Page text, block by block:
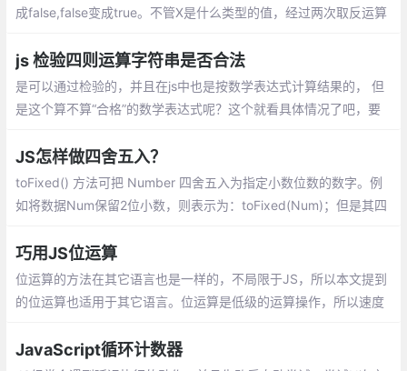
成false,false变成true。不管X是什么类型的值，经过两次取反运算
是将一个值转成布尔值的简便写法。
js 检验四则运算字符串是否合法
是可以通过检验的，并且在js中也是按数学表达式计算结果的， 但
是这个算不算“合格”的数学表达式呢？这个就看具体情况了吧，要
JS怎样做四舍五入？
toFixed() 方法可把 Number 四舍五入为指定小数位数的数字。例
如将数据Num保留2位小数，则表示为：toFixed(Num)；但是其四
巧用JS位运算
位运算的方法在其它语言也是一样的，不局限于JS，所以本文提到
的位运算也适用于其它语言。位运算是低级的运算操作，所以速度
JavaScript循环计数器